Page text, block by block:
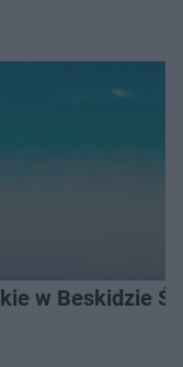
w Beskidzie